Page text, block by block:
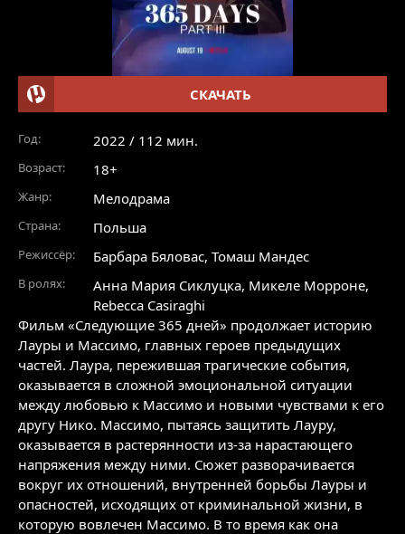
СКАЧАТЬ
Год: 2022 / 112 мин.
Возраст: 18+
Жанр: Мелодрама
Страна: Польша
Режиссёр: Барбара Бяловас, Томаш Мандес
В ролях: Анна Мария Сиклуцка, Микеле Морроне,
Rebecca Casiraghi
Фильм «Следующие 365 дней» продолжает историю
Лауры и Массимо, главных героев предыдущих
частей. Лаура, пережившая трагические события,
оказывается в сложной эмоциональной ситуации
между любовью к Массимо и новыми чувствами к его
другу Нико. Массимо, пытаясь защитить Лауру,
оказывается в растерянности из-за нарастающего
напряжения между ними. Сюжет разворачивается
вокруг их отношений, внутренней борьбы Лауры и
опасностей, исходящих от криминальной жизни, в
которую вовлечен Массимо. В то время как она